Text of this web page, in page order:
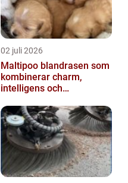
02 juli 2026
Maltipoo blandrasen som
kombinerar charm,
intelligens och